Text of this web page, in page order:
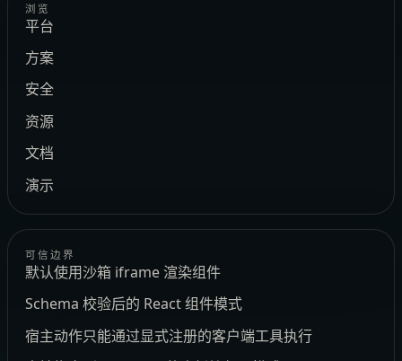
浏览
平台
方案
安全
资源
文档
演示
可信边界
默认使用沙箱 iframe 渲染组件
Schema 校验后的 React 组件模式
宿主动作只能通过显式注册的客户端工具执行